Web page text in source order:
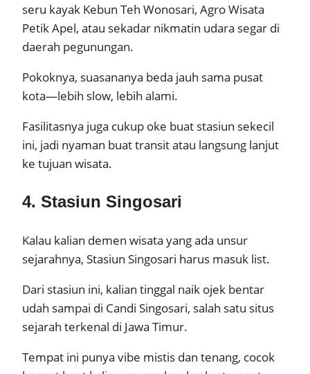
seru kayak Kebun Teh Wonosari, Agro Wisata
Petik Apel, atau sekadar nikmatin udara segar di
daerah pegunungan.
Pokoknya, suasananya beda jauh sama pusat
kota—lebih slow, lebih alami.
Fasilitasnya juga cukup oke buat stasiun sekecil
ini, jadi nyaman buat transit atau langsung lanjut
ke tujuan wisata.
4. Stasiun Singosari
Kalau kalian demen wisata yang ada unsur
sejarahnya, Stasiun Singosari harus masuk list.
Dari stasiun ini, kalian tinggal naik ojek bentar
udah sampai di Candi Singosari, salah satu situs
sejarah terkenal di Jawa Timur.
Tempat ini punya vibe mistis dan tenang, cocok